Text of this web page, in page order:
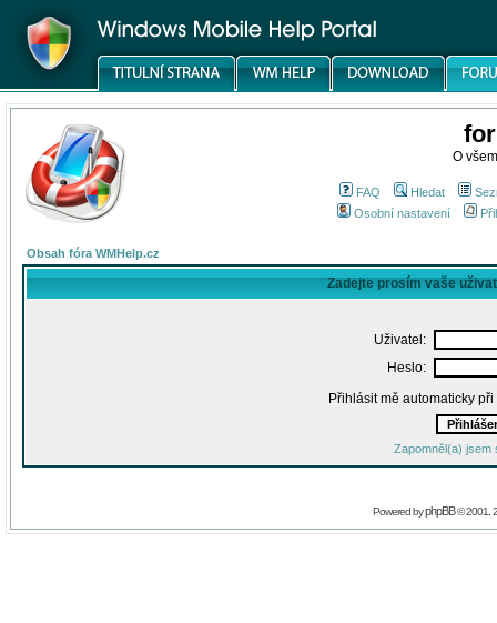
O
FAQ Hledat
Osobní nastavení
Obsah fóra WMHelp.cz
Zadejte prosím vaše
Uživatel:
Heslo:
Přihlásit mě automaticky
Zapomněl(a) jsem
Powered byphpBB© 2001,